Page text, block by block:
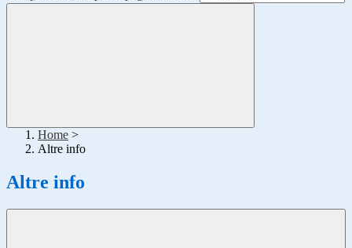
Home >
Altre info
Altre info